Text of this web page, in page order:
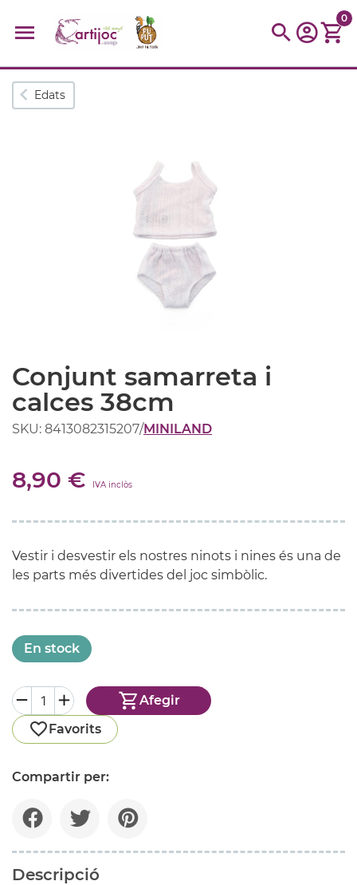
Cerques populars
0
Edats
Conjunt samarreta i
calces 38cm
SKU: 8413082315207/MINILAND
8,90 € IVA inclòs
Vestir i desvestir els nostres ninots i nines és una de
les parts més divertides del joc simbòlic.
En stock
Afegir
Favorits
Compartir per:
Descripció